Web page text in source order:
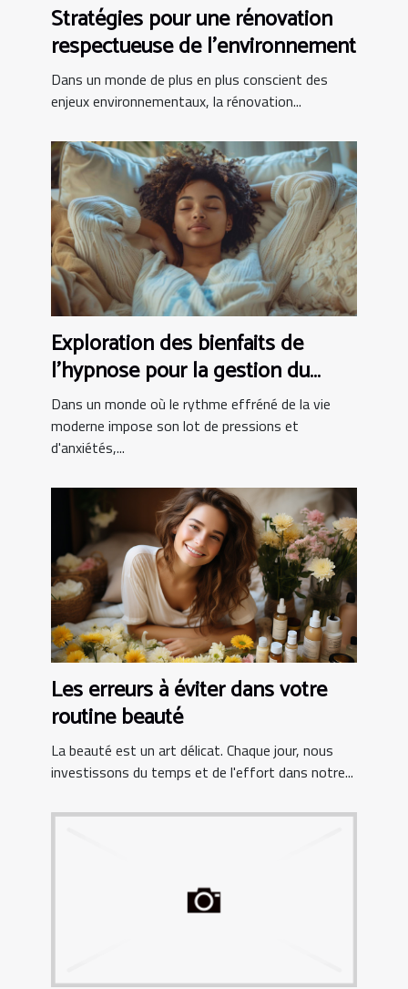
Stratégies pour une rénovation
respectueuse de l'environnement
Dans un monde de plus en plus conscient des
enjeux environnementaux, la rénovation...
Exploration des bienfaits de
l'hypnose pour la gestion du
stress
Dans un monde où le rythme effréné de la vie
moderne impose son lot de pressions et
d'anxiétés,...
Les erreurs à éviter dans votre
routine beauté
La beauté est un art délicat. Chaque jour, nous
investissons du temps et de l'effort dans notre...